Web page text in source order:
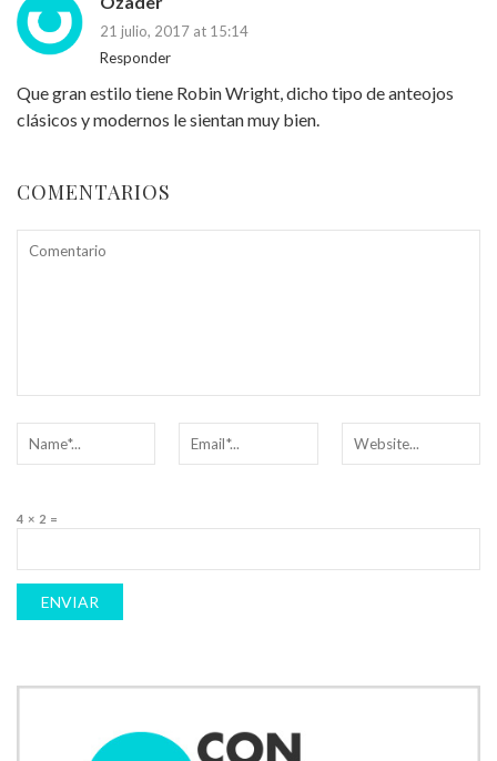
21 julio, 2017 at 15:14
Responder
Que gran estilo tiene Robin Wright, dicho tipo de anteojos
clásicos y modernos le sientan muy bien.
COMENTARIOS
4 × 2 =